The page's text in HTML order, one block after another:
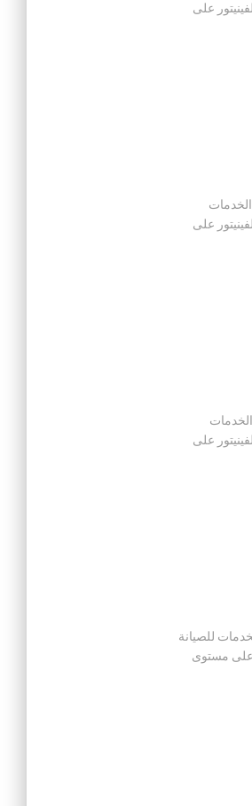
على
الخدمات
على
الخدمات
على
الخدمات للصيانة
على مستوى